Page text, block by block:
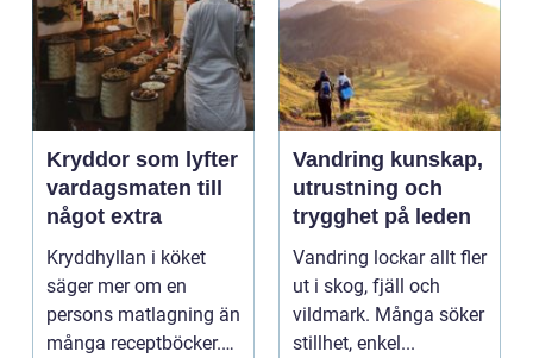
Kryddor som lyfter
vardagsmaten till
något extra
Kryddhyllan i köket
säger mer om en
persons matlagning än
många receptböcker.
Vandring kunskap,
utrustning och
trygghet på leden
Vandring lockar allt fler
ut i skog, fjäll och
vildmark. Många söker
stillhet, enkel...